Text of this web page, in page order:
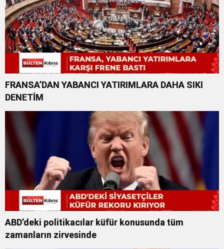
FRANSA’DAN YABANCI YATIRIMLARA DAHA SIKI
DENETİM
ABD’deki politikacılar küfür konusunda tüm
zamanların zirvesinde